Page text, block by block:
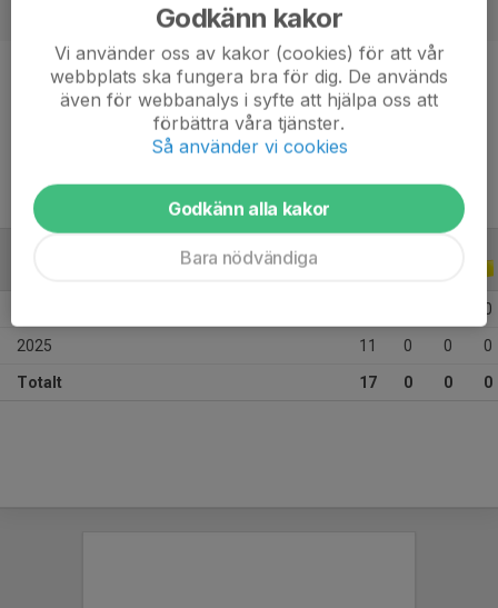
Position
-
10 år
ALLA ÅR
0
2025 11 0 0 0
Totalt 17 0 0 0
Godkänn kakor
Vi använder oss av kakor (cookies) för att vår
webbplats ska fungera bra för dig. De används
även för webbanalys i syfte att hjälpa oss att
förbättra våra tjänster.
Så använder vi cookies
Godkänn alla kakor
Bara nödvändiga